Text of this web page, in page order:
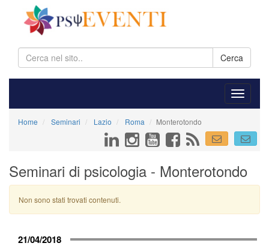
Cerca
Home Seminari Lazio Roma Monterotondo
Seminari di psicologia - Monterotondo
Non sono stati trovati contenuti.
21/04/2018